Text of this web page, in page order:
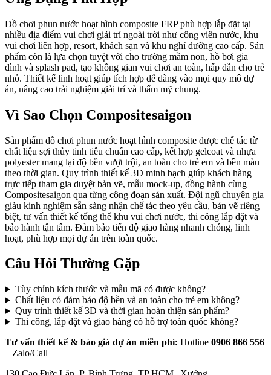
Đồ chơi phun nước hoạt hình composite FRP phù hợp lắp đặt tại
nhiều địa điểm vui chơi giải trí ngoài trời như công viên nước, khu
vui chơi liên hợp, resort, khách sạn và khu nghỉ dưỡng cao cấp. Sản
phẩm còn là lựa chọn tuyệt vời cho trường mầm non, hồ bơi gia
đình và splash pad, tạo không gian vui chơi an toàn, hấp dẫn cho trẻ
nhỏ. Thiết kế linh hoạt giúp tích hợp dễ dàng vào mọi quy mô dự
án, nâng cao trải nghiệm giải trí và thẩm mỹ chung.
Vì Sao Chọn Compositesaigon
Sản phẩm đồ chơi phun nước hoạt hình composite được chế tác từ
chất liệu sợi thủy tinh tiêu chuẩn cao cấp, kết hợp gelcoat và nhựa
polyester mang lại độ bền vượt trội, an toàn cho trẻ em và bền màu
theo thời gian. Quy trình thiết kế 3D minh bạch giúp khách hàng
trực tiếp tham gia duyệt bản vẽ, mẫu mock-up, đồng hành cùng
Compositesaigon qua từng công đoạn sản xuất. Đội ngũ chuyên gia
giàu kinh nghiệm sẵn sàng nhận chế tác theo yêu cầu, bản vẽ riêng
biệt, tư vấn thiết kế tổng thể khu vui chơi nước, thi công lắp đặt và
bảo hành tận tâm. Đảm bảo tiến độ giao hàng nhanh chóng, linh
hoạt, phù hợp mọi dự án trên toàn quốc.
Câu Hỏi Thường Gặp
Tùy chỉnh kích thước và mẫu mã có được không?
Chất liệu có đảm bảo độ bền và an toàn cho trẻ em không?
Quy trình thiết kế 3D và thời gian hoàn thiện sản phẩm?
Thi công, lắp đặt và giao hàng có hỗ trợ toàn quốc không?
Tư vấn thiết kế & báo giá dự án miễn phí: Hotline 0906 866 556
– Zalo/Call